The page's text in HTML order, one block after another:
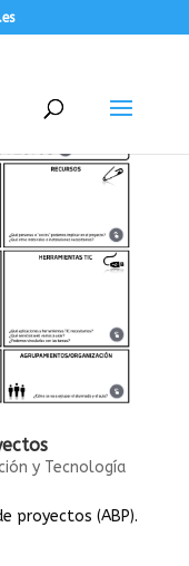
y Tecnología
proyectos (ABP).